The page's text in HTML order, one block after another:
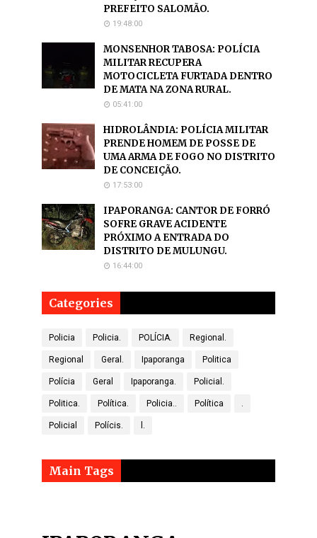
PREFEITO SALOMÃO.
19:48:00
MONSENHOR TABOSA: POLÍCIA
MILITAR RECUPERA
MOTOCICLETA FURTADA DENTRO
DE MATA NA ZONA RURAL.
05:41:00
HIDROLÂNDIA: POLÍCIA MILITAR
PRENDE HOMEM DE POSSE DE
UMA ARMA DE FOGO NO DISTRITO
DE CONCEIÇÃO.
17:53:00
IPAPORANGA: CANTOR DE FORRÓ
SOFRE GRAVE ACIDENTE
PRÓXIMO A ENTRADA DO
DISTRITO DE MULUNGU.
16:44:00
Categories
Policia Policia. POLÍCIA. Regional.
Regional Geral. Ipaporanga Politica
Polícia Geral Ipaporanga. Policial.
Politica. Política. Policia.. Política .
Policial Polícis. l.
Main Tags